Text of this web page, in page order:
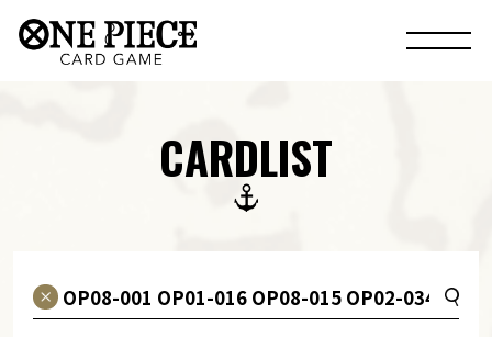
CARDLIST